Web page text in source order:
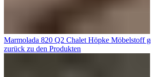
Marmolada 820 Q2 Chalet Höpke Möbelstoff
zurück zu den Produkten